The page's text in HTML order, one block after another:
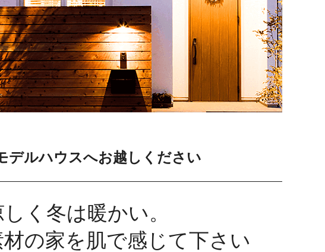
デルハウスへお越しください
く冬は暖かい。
材の家を肌で感じて下さい